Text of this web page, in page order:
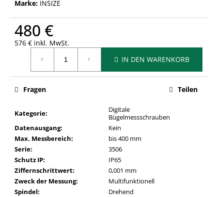
Marke: INSIZE
480 €
576 € inkl. MwSt.
IN DEN WARENKORB
Kategorie:
Digitale
Bügelmessschrauben
Datenausgang:
Kein
Max. Messbereich:
bis 400 mm
Serie:
3506
Schutz IP:
IP65
Ziffernschrittwert:
0,001 mm
Zweck der Messung:
Multifunktionell
Spindel:
Drehend
Fragen Teilen